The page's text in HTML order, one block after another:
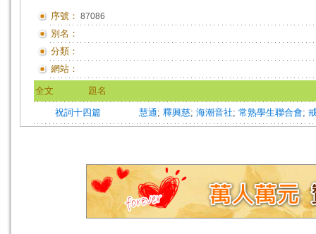
序號： 87086
別名：
分類：
網站：
全文 題名
祝詞十四篇 慧通; 釋興慈; 海潮音社; 常熟學生聯合會;